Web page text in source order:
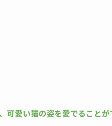
可愛い猫の姿を愛でること